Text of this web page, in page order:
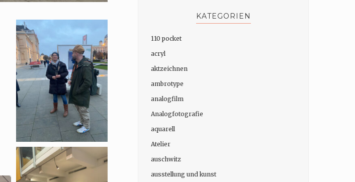
KATEGORIEN
110 pocket
acryl
aktzeichnen
ambrotype
analogfilm
Analogfotografie
aquarell
Atelier
auschwitz
ausstellung und kunst